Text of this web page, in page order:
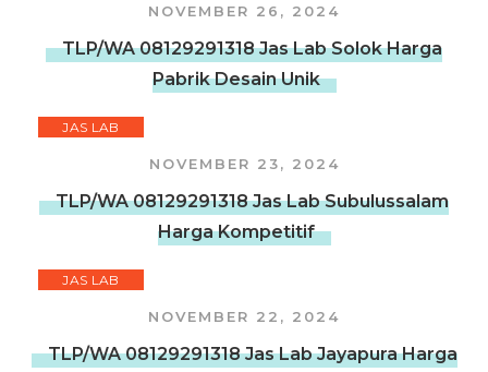
NOVEMBER 26, 2024
TLP/WA 08129291318 Jas Lab Solok Harga
Pabrik Desain Unik
JAS LAB
NOVEMBER 23, 2024
TLP/WA 08129291318 Jas Lab Subulussalam
Harga Kompetitif
JAS LAB
NOVEMBER 22, 2024
TLP/WA 08129291318 Jas Lab Jayapura Harga